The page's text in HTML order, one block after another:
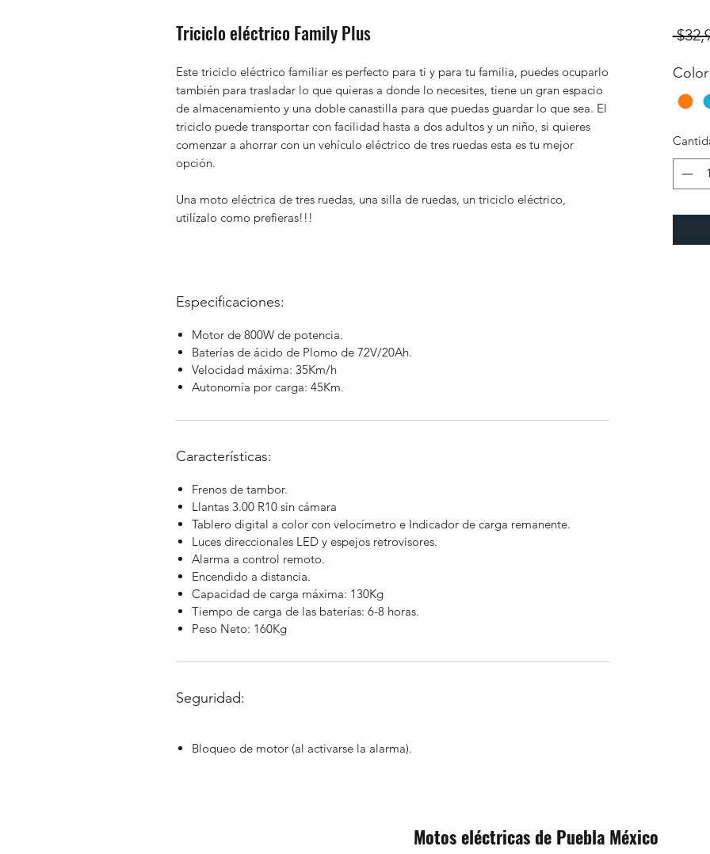
Triciclo eléctrico Family Plus
Este triciclo eléctrico familiar es perfecto para ti y para tu familia, puedes ocuparlo
también para trasladar lo que quieras a donde lo necesites, tiene un gran espacio
de almacenamiento y una doble canastilla para que puedas guardar lo que sea. El
triciclo puede transportar con facilidad hasta a dos adultos y un niño, si quieres
comenzar a ahorrar con un vehículo eléctrico de tres ruedas esta es tu mejor
opción.
Una moto eléctrica de tres ruedas, una silla de ruedas, un triciclo eléctrico,
utilízalo como prefieras!!!
Especificaciones:
Motor de 800W de potencia.
Baterías de ácido de Plomo de 72V/20Ah.
Velocidad máxima: 35Km/h
Autonomía por carga: 45Km.
Características:
Frenos de tambor.
Llantas 3.00 R10 sin cámara
Tablero digital a color con velocímetro e Indicador de carga remanente.
Luces direccionales LED y espejos retrovisores.
Alarma a control remoto.
Encendido a distancia.
Capacidad de carga máxima: 130Kg
Tiempo de carga de las baterías: 6-8 horas.
Peso Neto: 160Kg
Seguridad:
Bloqueo de motor (al activarse la alarma).
Color
Motos eléctricas de Puebla México